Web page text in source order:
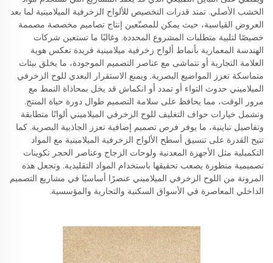
الخشب الأصلي. تمتد قدرات التخصيص للألواح الزخرفية الميلامينية لما بعد
العروض القياسية، حيث يمكن للمصنّعين إنتاج تصاميم مخصصة مصممة
خصيصًا لتلبية متطلبات المشروع المحددة. وغالبًا ما تستعين شركات
الهندسة المعمارية بأنماط ألواح زخرفية ميلامينية فريدة تعكس هوية
العلامة التجارية أو تتماشى مع عناصر التصميم الموجودة، ما يخلق بيئات
متماسكة تعزز المواضيع البصرية. ويمنع الاستقرار البعدي للوح الزخرفي
الميلاميني حدوث التواء أو تمدد أو انكماش قد يخل بمحاذاة النمط مع
مرور الوقت، مما يحافظ على سلامة التصميم طوال دورة حياة المنتج.
وتشمل خيارات حواف التغليف للوح الزخرفي الميلاميني ألوانًا متطابقة
وتفاصيل تباينية، ما يوفر فرص تصميم إضافية تعزز الجاذبية البصرية. كما
تتيح القدرة على تنسيق أسطح الألواح الزخرفية الميلامينية مع المواد
التكميلية مثل الأجهزة المعدنية ولوحات الزجاج وعناصر الحجر تكوينات
تصميمية متطورة يصعب تحقيقها باستخدام المواد التقليدية. وتجعل هذه
المرونة من اللوح الزخرفي الميلاميني عنصرًا أساسيًا في مشاريع التصميم
الداخلي المعاصرة في الأسواق السكنية والتجارية والمؤسسية.